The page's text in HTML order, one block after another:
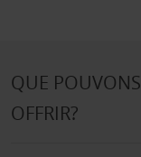
QUE
OFFRIR?